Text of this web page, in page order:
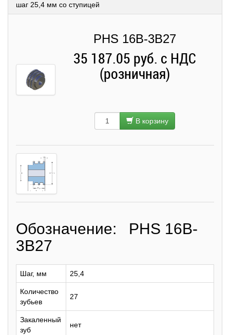
шаг 25,4 мм со ступицей
PHS 16B-3B27
35 187.05 руб. с НДС
(розничная)
В корзину
Обозначение: PHS 16B-
3B27
Шаг, мм 25,4
Количество
зубьев
27
Закаленный
зуб
нет